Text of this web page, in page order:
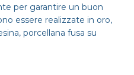
per garantire un buon
essere realizzate in oro,
porcellana fusa su